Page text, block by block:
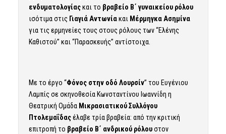
ενδυματολογίαςκαι το βραβείο Β΄ γυναικείου ρόλου
ισότιμα στις Γιαγιά Αντωνίακαι Μέρμηγκα Ασημίνα
για τις ερμηνείες τους στους ρόλους των “Ελένης
Καθιστού” και “Παρασκευής” αντίστοιχα.
Με το έργο “Φόνος στην οδό Λουρσίν” του Ευγένιου
Λαμπίς σε σκηνοθεσία Κωνσταντίνου Ιωαννίδη η
Θεατρική Ομάδα Μικρασιατικού Συλλόγου
Πτολεμαΐδαςέλαβε τρία βραβεία: από την κριτική
επιτροπή το βραβείο Β΄ ανδρικού ρόλουστον